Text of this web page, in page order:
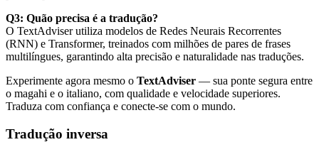
Q3: Quão precisa é a tradução?
O TextAdviser utiliza modelos de Redes Neurais Recorrentes
(RNN) e Transformer, treinados com milhões de pares de frases
multilíngues, garantindo alta precisão e naturalidade nas traduções.
Experimente agora mesmo o TextAdviser — sua ponte segura entre
o magahi e o italiano, com qualidade e velocidade superiores.
Traduza com confiança e conecte-se com o mundo.
Tradução inversa